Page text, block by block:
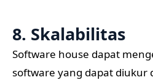
8. Skalabilitas
Software house dapat
software yang dapat diukur